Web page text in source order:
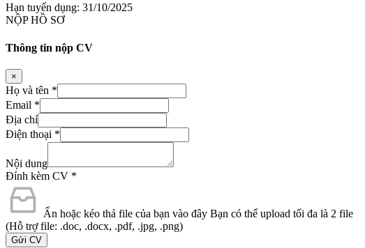
Hạn tuyển dụng: 31/10/2025
NỘP HỒ SƠ
Thông tin nộp CV
×
Họ và tên *
Email *
Địa chỉ
Điện thoại *
Nội dung
Đính kèm CV *
Ấn hoặc kéo thả file của bạn vào đây Bạn có thể upload tối đa là 2 file
(Hỗ trợ file: .doc, .docx, .pdf, .jpg, .png)
Gửi CV